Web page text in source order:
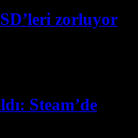
zorluyor
Steam’de